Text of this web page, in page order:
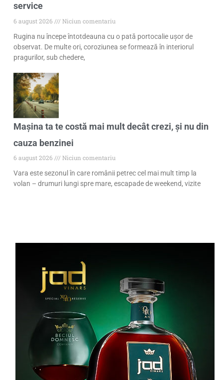
service
6 august 2026
Niciun comentariu
Rugina nu începe întotdeauna cu o pată portocalie ușor de
observat. De multe ori, coroziunea se formează în interiorul
pragurilor, sub chedere,
Mașina ta te costă mai mult decât crezi, și nu din
cauza benzinei
6 august 2026
Niciun comentariu
Vara este sezonul în care românii petrec cel mai mult timp la
volan – drumuri lungi spre mare, escapade de weekend, vizite